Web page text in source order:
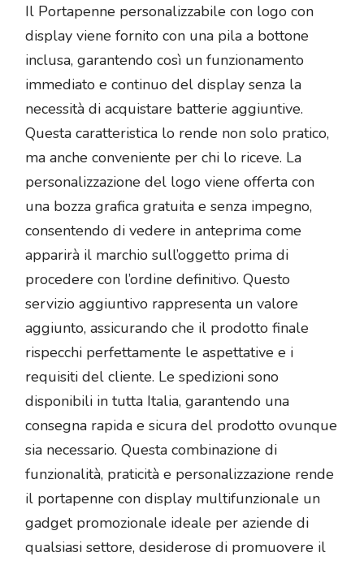
Il Portapenne personalizzabile con logo con
display viene fornito con una pila a bottone
inclusa, garantendo così un funzionamento
immediato e continuo del display senza la
necessità di acquistare batterie aggiuntive.
Questa caratteristica lo rende non solo pratico,
ma anche conveniente per chi lo riceve. La
personalizzazione del logo viene offerta con
una bozza grafica gratuita e senza impegno,
consentendo di vedere in anteprima come
apparirà il marchio sull’oggetto prima di
procedere con l’ordine definitivo. Questo
servizio aggiuntivo rappresenta un valore
aggiunto, assicurando che il prodotto finale
rispecchi perfettamente le aspettative e i
requisiti del cliente. Le spedizioni sono
disponibili in tutta Italia, garantendo una
consegna rapida e sicura del prodotto ovunque
sia necessario. Questa combinazione di
funzionalità, praticità e personalizzazione rende
il portapenne con display multifunzionale un
gadget promozionale ideale per aziende di
qualsiasi settore, desiderose di promuovere il